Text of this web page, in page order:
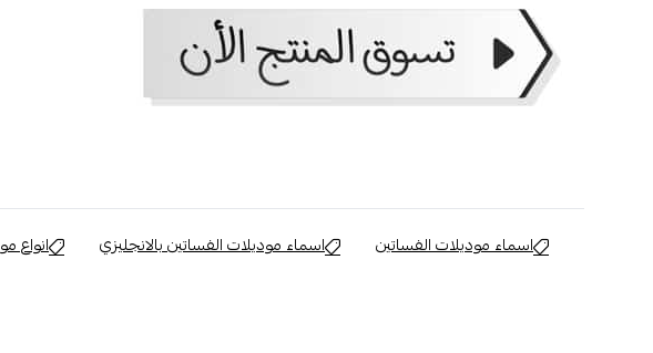
اسماء موديلات الفساتين اسماء موديلات الفساتين بالانجليزي انواع